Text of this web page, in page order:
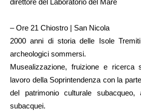
direttore del Laboratorio del Mare
– Ore 21 Chiostro | San Nicola
2000 anni di storia delle Isole
archeologici sommersi.
Musealizzazione, fruizione e ricerca
lavoro della Soprintendenza con la
del patrimonio culturale subacqueo,
subacquei.